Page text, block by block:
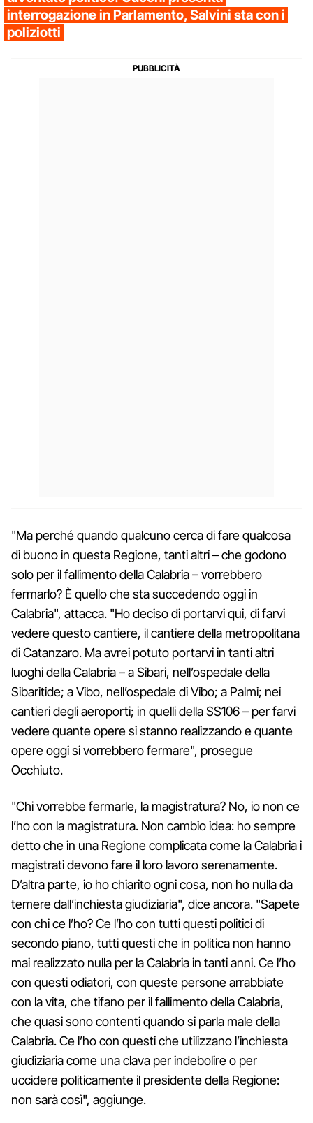
interrogazione in Parlamento, Salvini sta con i
poliziotti
"Ma perché quando qualcuno cerca di fare qualcosa
di buono in questa Regione, tanti altri – che godono
solo per il fallimento della Calabria – vorrebbero
fermarlo? È quello che sta succedendo oggi in
Calabria", attacca. "Ho deciso di portarvi qui, di farvi
vedere questo cantiere, il cantiere della metropolitana
di Catanzaro. Ma avrei potuto portarvi in tanti altri
luoghi della Calabria – a Sibari, nell’ospedale della
Sibaritide; a Vibo, nell’ospedale di Vibo; a Palmi; nei
cantieri degli aeroporti; in quelli della SS106 – per farvi
vedere quante opere si stanno realizzando e quante
opere oggi si vorrebbero fermare", prosegue
Occhiuto.
"Chi vorrebbe fermarle, la magistratura? No, io non ce
l’ho con la magistratura. Non cambio idea: ho sempre
detto che in una Regione complicata come la Calabria i
magistrati devono fare il loro lavoro serenamente.
D’altra parte, io ho chiarito ogni cosa, non ho nulla da
temere dall’inchiesta giudiziaria", dice ancora. "Sapete
con chi ce l’ho? Ce l’ho con tutti questi politici di
secondo piano, tutti questi che in politica non hanno
mai realizzato nulla per la Calabria in tanti anni. Ce l’ho
con questi odiatori, con queste persone arrabbiate
con la vita, che tifano per il fallimento della Calabria,
che quasi sono contenti quando si parla male della
Calabria. Ce l’ho con questi che utilizzano l’inchiesta
giudiziaria come una clava per indebolire o per
uccidere politicamente il presidente della Regione:
non sarà così", aggiunge.